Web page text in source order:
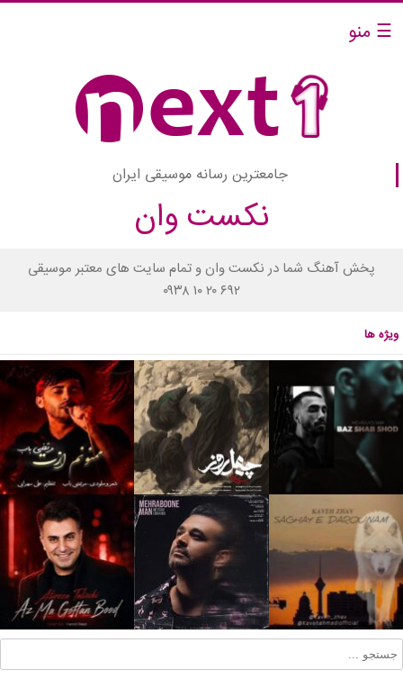
☰ منو
جامعترین رسانه موسیقی ایران
نکست وان
پخش آهنگ شما در نکست وان و تمام سایت های معتبر موسیقی
۰۹۳۸ ۱۰ ۲۰ ۶۹۲
ویژه ها